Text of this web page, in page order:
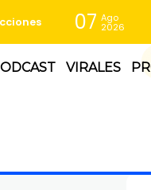
07 Ago
2026
VIRALES